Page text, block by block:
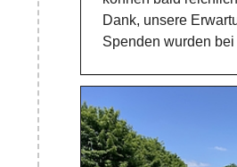
Dank, unsere
Spenden wurden